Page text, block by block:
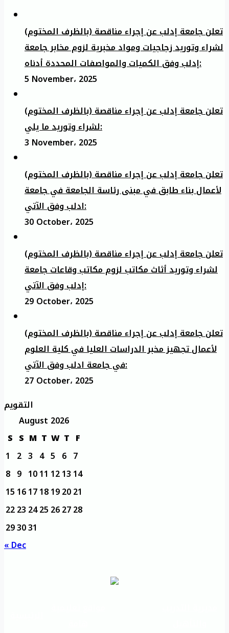
تعلن جامعة إدلب عن إجراء مناقصة (بالظرف المختوم)
لشراء وتوريد زجاجيات ومواد مخبرية لزوم مخابر جامعة
إدلب وفق الكميات والمواصفات المحددة أدناه:
5 November، 2025
تعلن جامعة إدلب عن إجراء مناقصة (بالظرف المختوم)
لشراء وتوريد ما يلي:
3 November، 2025
تعلن جامعة إدلب عن إجراء مناقصة (بالظرف المختوم)
لأعمال بناء طابق في مبنى رئاسة الجامعة في جامعة
ادلب وفق الآتي:
30 October، 2025
تعلن جامعة إدلب عن إجراء مناقصة (بالظرف المختوم)
لشراء وتوريد أثاث مكاتب لزوم مكاتب وقاعات جامعة
إدلب وفق الآتي:
29 October، 2025
تعلن جامعة إدلب عن إجراء مناقصة (بالظرف المختوم)
لأعمال تجهيز مخبر الدراسات العليا في كلية العلوم
في جامعة ادلب وفق الآتي:
27 October، 2025
التقويم
August 2026
S S M T W T F
1 2 3 4 5 6 7
8 9 1011 121314
15161718192021
22232425262728
293031
« Dec